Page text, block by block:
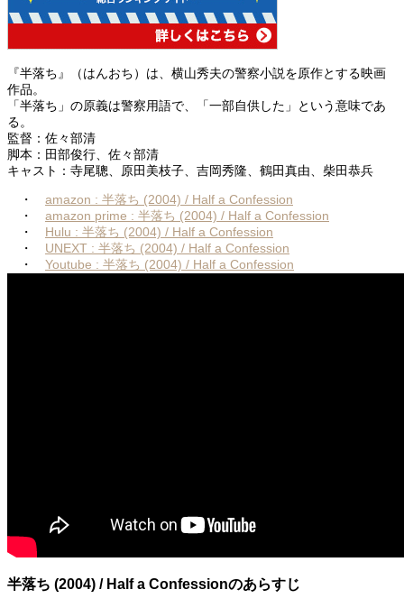
『半落ち』（はんおち）は、横山秀夫の警察小説を原作とする映画
作品。
「半落ち」の原義は警察用語で、「一部自供した」という意味であ
る。
監督：佐々部清
脚本：田部俊行、佐々部清
キャスト：寺尾聰、原田美枝子、吉岡秀隆、鶴田真由、柴田恭兵
・ amazon : 半落ち (2004) / Half a Confession
・ amazon prime : 半落ち (2004) / Half a Confession
・ Hulu : 半落ち (2004) / Half a Confession
・ UNEXT : 半落ち (2004) / Half a Confession
・ Youtube : 半落ち (2004) / Half a Confession
半落ち (2004) / Half a Confessionのあらすじ